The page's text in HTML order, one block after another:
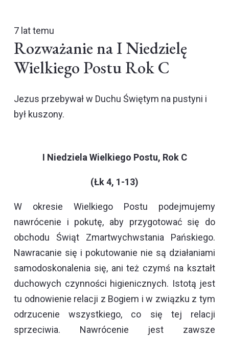
7 lat temu
Rozważanie na I Niedzielę
Wielkiego Postu Rok C
Jezus przebywał w Duchu Świętym na pustyni i
był kuszony.
I Niedziela Wielkiego Postu, Rok C
(Łk 4, 1-13)
W okresie Wielkiego Postu podejmujemy
nawrócenie i pokutę, aby przygotować się do
obchodu Świąt Zmartwychwstania Pańskiego.
Nawracanie się i pokutowanie nie są działaniami
samodoskonalenia się, ani też czymś na kształt
duchowych czynności higienicznych. Istotą jest
tu odnowienie relacji z Bogiem i w związku z tym
odrzucenie wszystkiego, co się tej relacji
sprzeciwia. Nawrócenie jest zawsze